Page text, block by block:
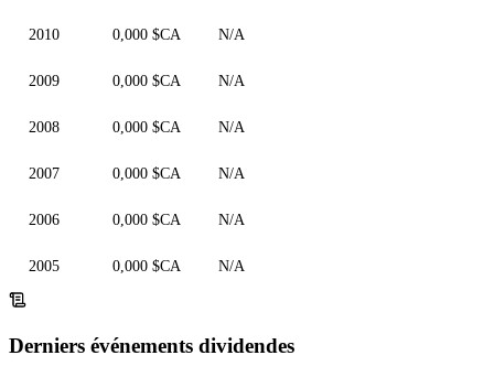
2010 0,000 $CA N/A
2009 0,000 $CA N/A
2008 0,000 $CA N/A
2007 0,000 $CA N/A
2006 0,000 $CA N/A
2005 0,000 $CA N/A
Derniers événements dividendes